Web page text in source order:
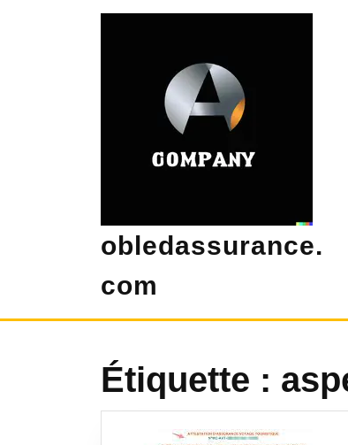
obledassurance.
com
Étiquette :